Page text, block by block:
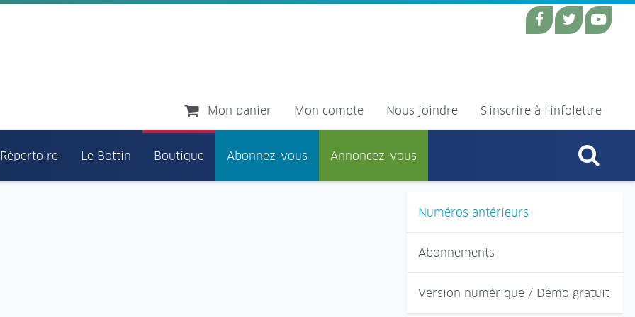
Mon panier Mon compte Nous joindre S'inscrire à l'infolettre
Le Bottin Boutique Abonnez-vous Annoncez-vous
Numéros antérieurs
Abonnements
Version numérique / Démo gratuit